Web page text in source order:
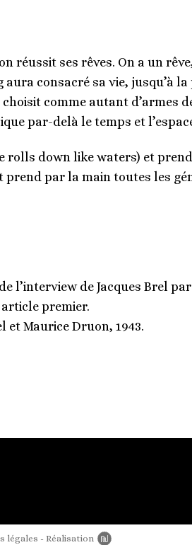
réussit ses rêves. On a un
consacré sa vie, jusqu’à
comme autant d’armes
par-delà le temps et
rolls down like waters) et
par la main toutes les
l’interview de Jacques Brel
premier.
et Maurice Druon, 1943.
légales Réalisation Newords